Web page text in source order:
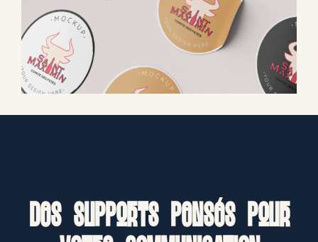
Des supports pensés pour